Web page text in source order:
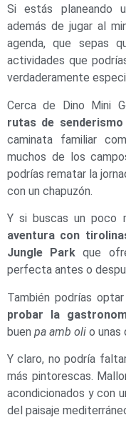
Si estás planeando
además de jugar al
agenda, que sepas
actividades que
verdaderamente
Cerca de Dino Mini
rutas de senderismo
caminata familiar
muchos de los
podrías rematar la
con un chapuzón.
Y si buscas un poco
aventura con
Jungle Park que
perfecta antes o
También podrías
probar la
buen pa amb oli o unas
Y claro, no podría
más pintorescas.
acondicionados y con
del paisaje